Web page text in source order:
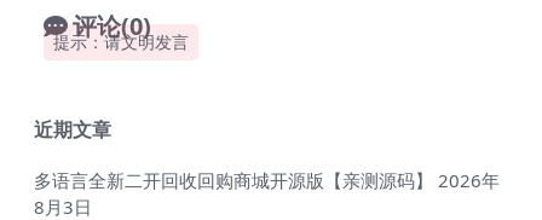
评论(0)
提示：请文明发言
近期文章
多语言全新二开回收回购商城开源版【亲测源码】
2026年
8月3日